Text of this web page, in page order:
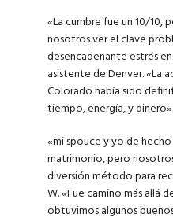
«La cumbre fue un 10/
nosotros ver el clave
desencadenante estrés
asistente de Denver. «La
Colorado había sido
tiempo, energía, y dinero».
«mi spouce y yo de
matrimonio, pero
diversión método para
W. «Fue camino más allá
obtuvimos algunos